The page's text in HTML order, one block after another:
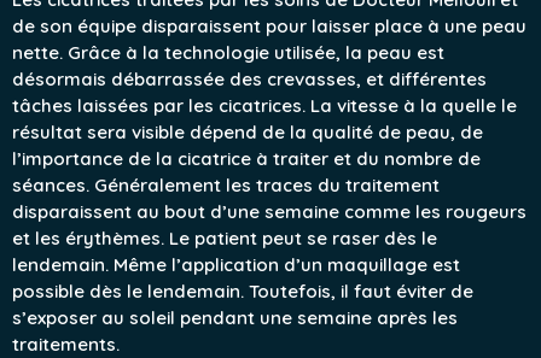
de son équipe disparaissent pour laisser place à une peau
nette. Grâce à la technologie utilisée, la peau est
désormais débarrassée des crevasses, et différentes
tâches laissées par les cicatrices. La vitesse à la quelle le
résultat sera visible dépend de la qualité de peau, de
l’importance de la cicatrice à traiter et du nombre de
séances. Généralement les traces du traitement
disparaissent au bout d’une semaine comme les rougeurs
et les érythèmes. Le patient peut se raser dès le
lendemain. Même l’application d’un maquillage est
possible dès le lendemain. Toutefois, il faut éviter de
s’exposer au soleil pendant une semaine après les
traitements.